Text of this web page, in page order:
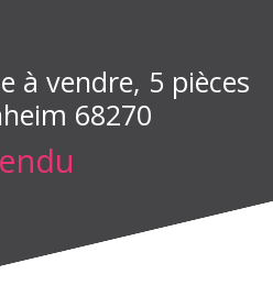
à vendre, 5 pièces
68270